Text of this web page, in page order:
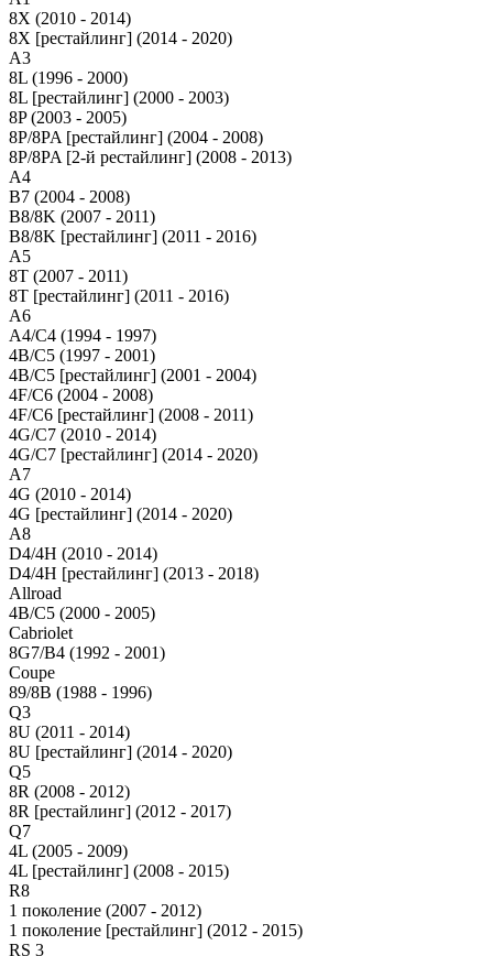
8X (2010 - 2014)
8X [рестайлинг] (2014 - 2020)
A3
8L (1996 - 2000)
8L [рестайлинг] (2000 - 2003)
8P (2003 - 2005)
8P/8PA [рестайлинг] (2004 - 2008)
8P/8PA [2-й рестайлинг] (2008 - 2013)
A4
B7 (2004 - 2008)
B8/8K (2007 - 2011)
B8/8K [рестайлинг] (2011 - 2016)
A5
8T (2007 - 2011)
8T [рестайлинг] (2011 - 2016)
A6
A4/C4 (1994 - 1997)
4B/C5 (1997 - 2001)
4B/C5 [рестайлинг] (2001 - 2004)
4F/C6 (2004 - 2008)
4F/C6 [рестайлинг] (2008 - 2011)
4G/C7 (2010 - 2014)
4G/C7 [рестайлинг] (2014 - 2020)
A7
4G (2010 - 2014)
4G [рестайлинг] (2014 - 2020)
A8
D4/4H (2010 - 2014)
D4/4H [рестайлинг] (2013 - 2018)
Allroad
4B/C5 (2000 - 2005)
Cabriolet
8G7/B4 (1992 - 2001)
Coupe
89/8B (1988 - 1996)
Q3
8U (2011 - 2014)
8U [рестайлинг] (2014 - 2020)
Q5
8R (2008 - 2012)
8R [рестайлинг] (2012 - 2017)
Q7
4L (2005 - 2009)
4L [рестайлинг] (2008 - 2015)
R8
1 поколение (2007 - 2012)
1 поколение [рестайлинг] (2012 - 2015)
RS 3